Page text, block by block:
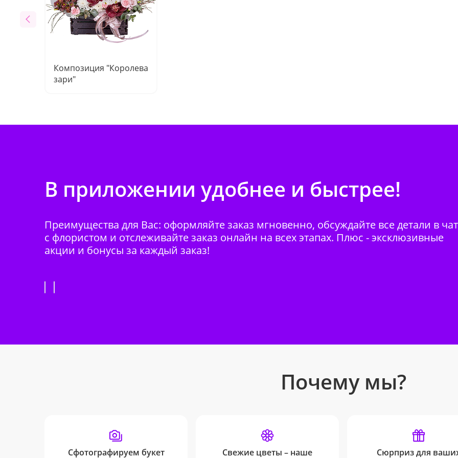
Композиция "Королева
зари"
В приложении удобнее и быстрее!
Преимущества для Вас: оформляйте заказ мгновенно, обсуждайте все детали в
с флористом и отслеживайте заказ онлайн на всех этапах. Плюс - эксклюзивные
акции и бонусы за каждый заказ!
Почему мы?
Сфотографируем букет Свежие цветы – наше Сюрприз для